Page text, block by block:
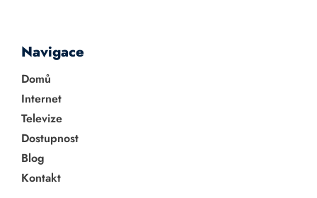
Navigace
Domů
Internet
Televize
Dostupnost
Blog
Kontakt